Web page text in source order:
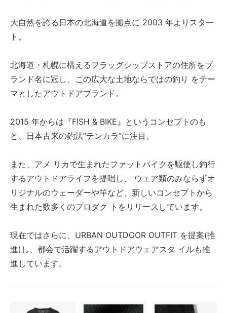
大自然を誇る日本の北海道を拠点に 2003 年よりスター
ト。
北海道・札幌に構えるフラッグシップストアの住所をブ
ランド名に冠し、この広大な土地ならではの釣り をテー
マとしたアウトドアブランド。
2015 年からは『FISH & BIKE』というコンセプトのも
と、日本古来の釣法”テンカラ”に注目。
また、アメ リカで生まれたファットバイクを駆使し釣行
するアウトドアライフを提唱し、 ウェア類のみならずオ
リジナルのウェーダーや竿など、新しいコンセプトから
生まれた数多くのプロダク トをリリースしています。
現在ではさらに、URBAN OUTDOOR OUTFIT を提案(推
進)し、都会で活躍するアウトドアウェアスタ イルも推
進しています。